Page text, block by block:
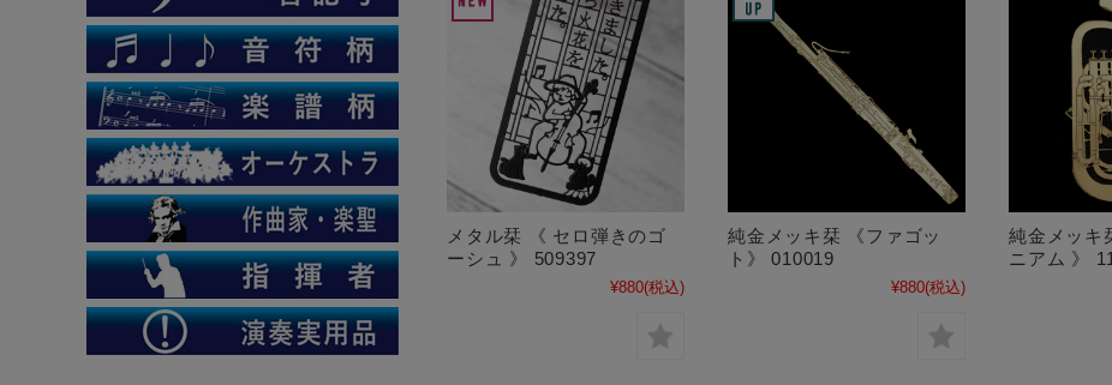
メタル栞 《 セロ弾きのゴ
ーシュ 》 509397
¥880(税込)
純金メッキ栞 《ファゴッ
ト》 010019
¥880(税込)
純金メッキ
ニアム 》